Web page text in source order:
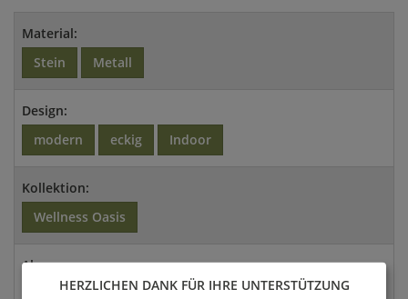
Material:
Stein
Metall
Design:
modern
eckig Indoor
Kollektion:
Wellness Oasis
Abmessungen:
80x45cm (HxDm)
HERZLICHEN DANK FÜR IHRE UNTERSTÜTZUNG